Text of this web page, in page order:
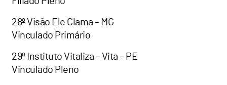
28º Visão Ele Clama – MG
Vinculado Primário
29º Instituto Vitaliza – Vita – PE
Vinculado Pleno